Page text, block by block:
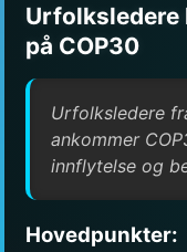
på COP30
Urfolksledere
ankommer
innflytelse og
Hovedpunkter: